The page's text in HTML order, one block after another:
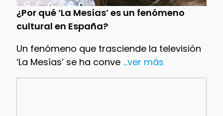
¿Por qué ‘La Mesías’ es un fenómeno
cultural en España?
Un fenómeno que trasciende la televisión
‘La Mesías’ se ha conve...ver más